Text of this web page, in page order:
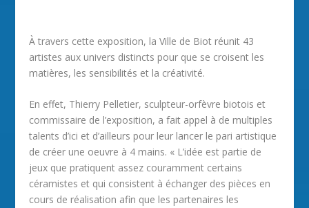
À travers cette exposition, la Ville de Biot réunit 43
artistes aux univers distincts pour que se croisent les
matières, les sensibilités et la créativité.
En effet, Thierry Pelletier, sculpteur-orfèvre biotois et
commissaire de l’exposition, a fait appel à de multiples
talents d’ici et d’ailleurs pour leur lancer le pari artistique
de créer une oeuvre à 4 mains. « L’idée est partie de
jeux que pratiquent assez couramment certains
céramistes et qui consistent à échanger des pièces en
cours de réalisation afin que les partenaires les